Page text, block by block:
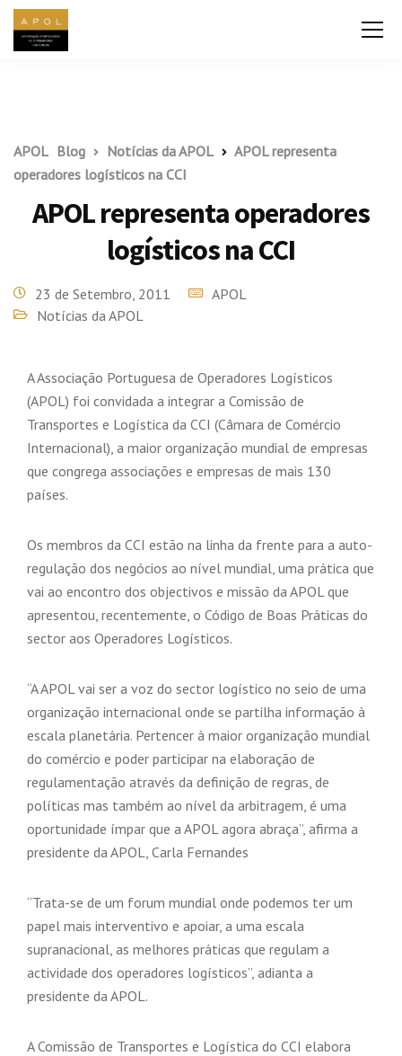
APOL Blog Notícias da APOL
APOL representa
operadores logísticos na CCI
APOL representa operadores
logísticos na CCI
23 de Setembro, 2011
APOL
Notícias da APOL
A Associação Portuguesa de Operadores Logísticos
(APOL) foi convidada a integrar a Comissão de
Transportes e Logística da CCI (Câmara de Comércio
Internacional), a maior organização mundial de empresas
que congrega associações e empresas de mais 130
países.
Os membros da CCI estão na linha da frente para a auto-
regulação dos negócios ao nível mundial, uma prática que
vai ao encontro dos objectivos e missão da APOL que
apresentou, recentemente, o Código de Boas Práticas do
sector aos Operadores Logísticos.
“A APOL vai ser a voz do sector logístico no seio de uma
organização internacional onde se partilha informação à
escala planetária. Pertencer à maior organização mundial
do comércio e poder participar na elaboração de
regulamentação através da definição de regras, de
políticas mas também ao nível da arbitragem, é uma
oportunidade ímpar que a APOL agora abraça”, afirma a
presidente da APOL, Carla Fernandes
“Trata-se de um forum mundial onde podemos ter um
papel mais interventivo e apoiar, a uma escala
supranacional, as melhores práticas que regulam a
actividade dos operadores logísticos”, adianta a
presidente da APOL.
A Comissão de Transportes e Logística do CCI elabora